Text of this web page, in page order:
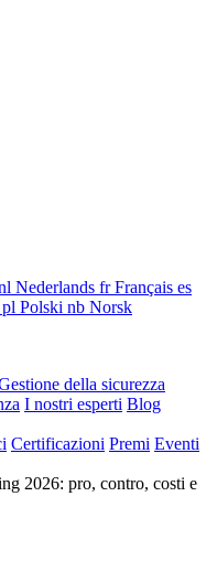
Nederlands frFrançais es
pl Polski nb Norsk
della sicurezza
I nostri esperti Blog
Certificazioni Premi Eventi
2026: pro, contro, costi e